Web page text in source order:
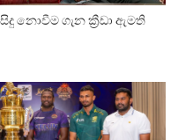
නොවීම ගැන ක්‍රීඩා ඇමති